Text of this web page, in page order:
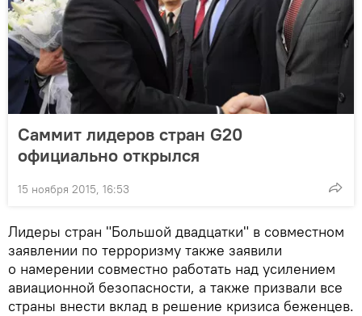
Саммит лидеров стран G20
официально открылся
15 ноября 2015, 16:53
Лидеры стран "Большой двадцатки" в совместном
заявлении по терроризму также заявили
о намерении совместно работать над усилением
авиационной безопасности, а также призвали все
страны внести вклад в решение кризиса беженцев.